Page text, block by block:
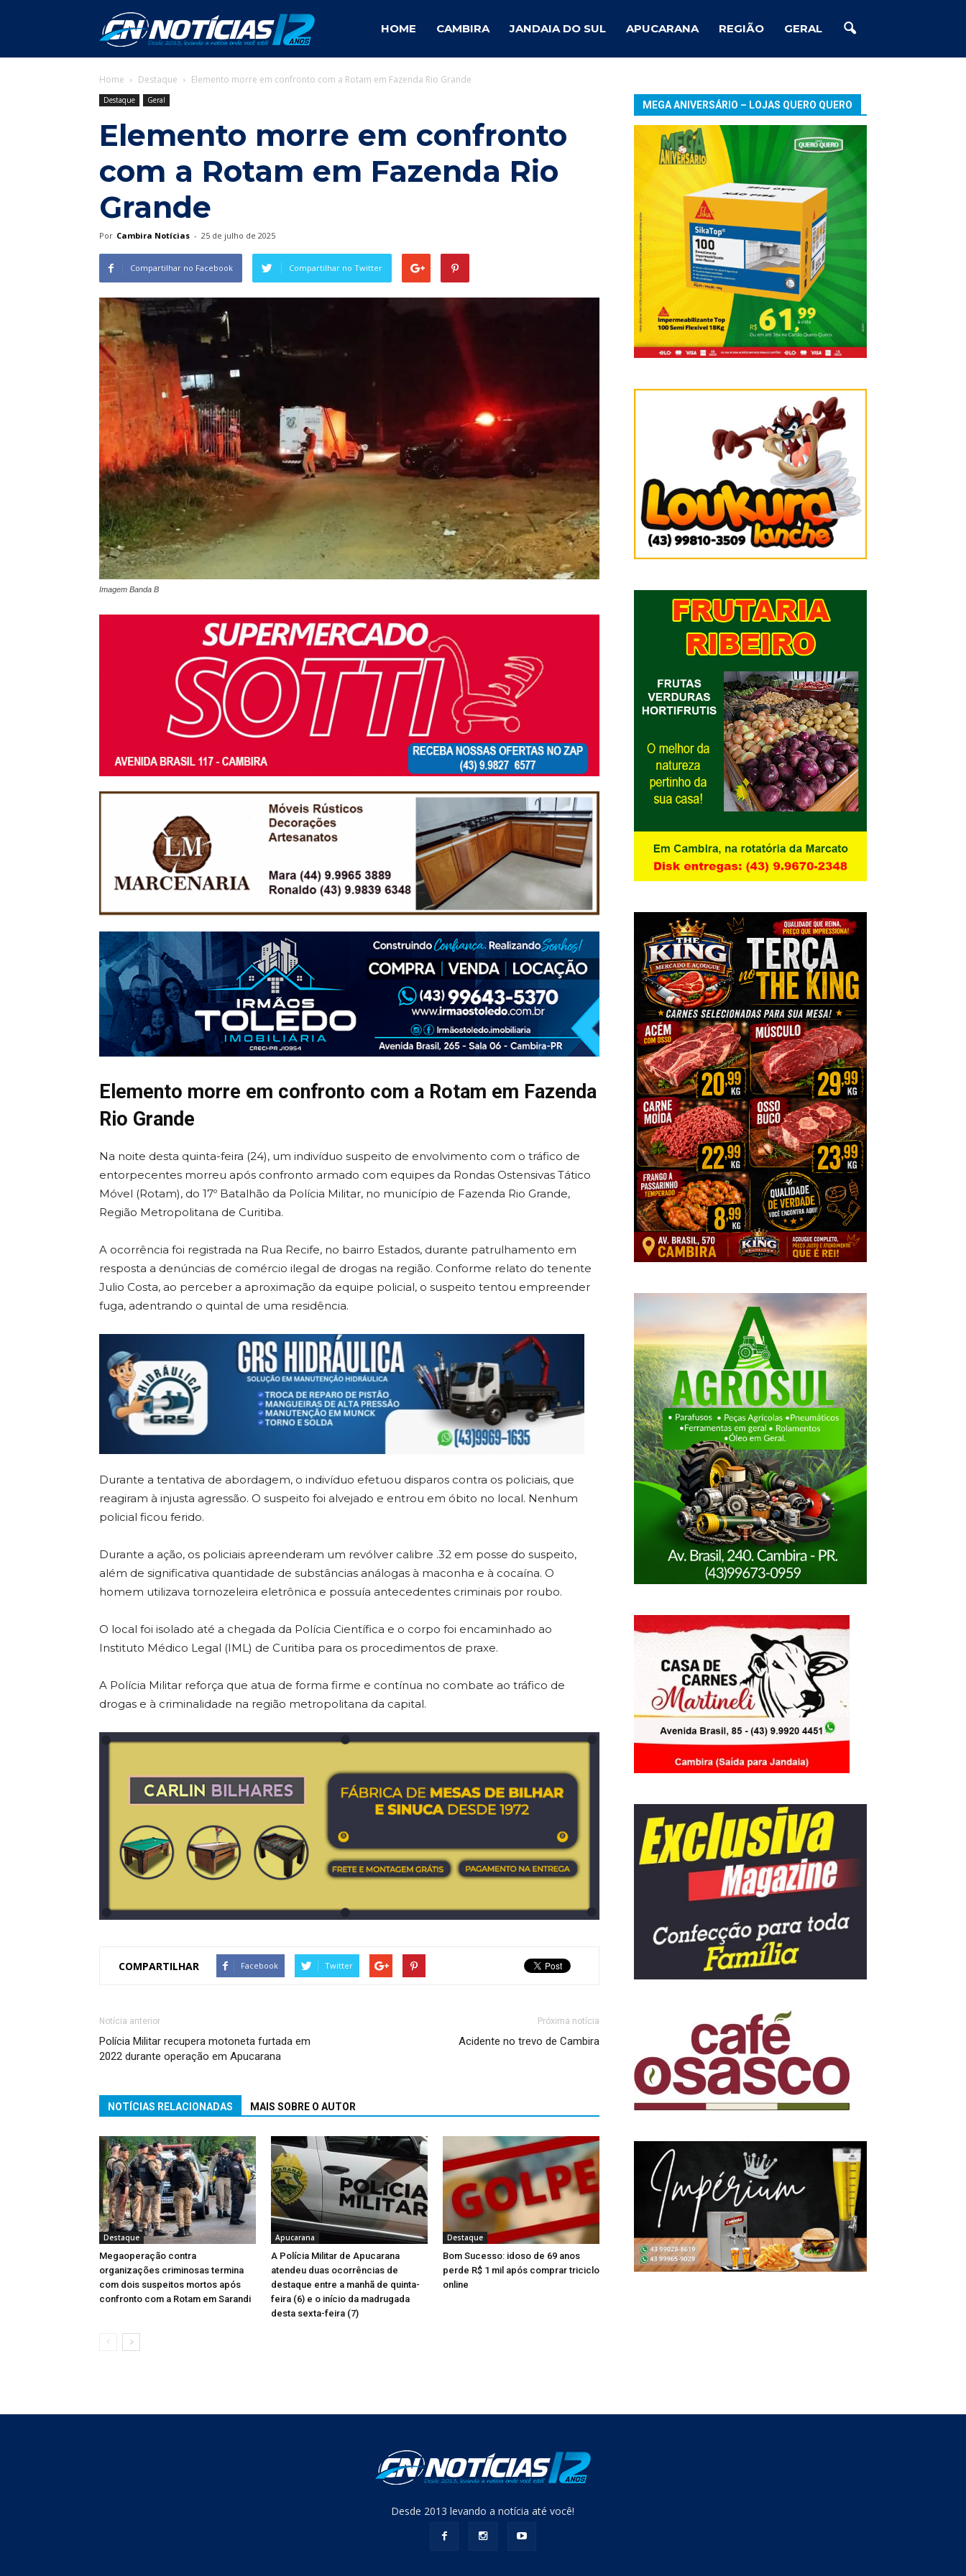
Cambira
Notícias
HOME CAMBIRA JANDAIA DO SUL APUCARANA REGIÃO GERAL
Home Destaque Elemento morre em confronto com a Rotam em Fazenda Rio Grande
Destaque Geral
Elemento morre em confronto
com a Rotam em Fazenda Rio
Grande
Por Cambira Notícias - 25 de julho de 2025
Compartilhar no Facebook Compartilhar no Twitter
Imagem Banda B
Elemento morre em confronto com a Rotam em Fazenda
Rio Grande
Na noite desta quinta-feira (24), um indivíduo suspeito de envolvimento com o tráfico de
entorpecentes morreu após confronto armado com equipes da Rondas Ostensivas Tático
Móvel (Rotam), do 17º Batalhão da Polícia Militar, no município de Fazenda Rio Grande,
Região Metropolitana de Curitiba.
A ocorrência foi registrada na Rua Recife, no bairro Estados, durante patrulhamento em
resposta a denúncias de comércio ilegal de drogas na região. Conforme relato do tenente
Julio Costa, ao perceber a aproximação da equipe policial, o suspeito tentou empreender
fuga, adentrando o quintal de uma residência.
Durante a tentativa de abordagem, o indivíduo efetuou disparos contra os policiais, que
reagiram à injusta agressão. O suspeito foi alvejado e entrou em óbito no local. Nenhum
policial ficou ferido.
Durante a ação, os policiais apreenderam um revólver calibre .32 em posse do suspeito,
além de significativa quantidade de substâncias análogas à maconha e à cocaína. O
homem utilizava tornozeleira eletrônica e possuía antecedentes criminais por roubo.
O local foi isolado até a chegada da Polícia Científica e o corpo foi encaminhado ao
Instituto Médico Legal (IML) de Curitiba para os procedimentos de praxe.
A Polícia Militar reforça que atua de forma firme e contínua no combate ao tráfico de
drogas e à criminalidade na região metropolitana da capital.
COMPARTILHAR Facebook Twitter
Notícia anterior
Polícia Militar recupera motoneta furtada em
2022 durante operação em Apucarana
Próxima notícia
Acidente no trevo de Cambira
NOTÍCIAS RELACIONADAS MAIS SOBRE O AUTOR
Destaque
Megaoperação contra
organizações criminosas termina
com dois suspeitos mortos após
confronto com a Rotam em Sarandi
Apucarana
A Polícia Militar de Apucarana
atendeu duas ocorrências de
destaque entre a manhã de quinta-
feira (6) e o início da madrugada
desta sexta-feira (7)
Destaque
Bom Sucesso: idoso de 69 anos
perde R$ 1 mil após comprar triciclo
online
MEGA ANIVERSÁRIO – LOJAS QUERO QUERO
Desde 2013 levando a notícia até você!